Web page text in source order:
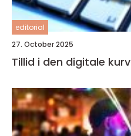
editorial
27. October 2025
Tillid i den digitale kurv